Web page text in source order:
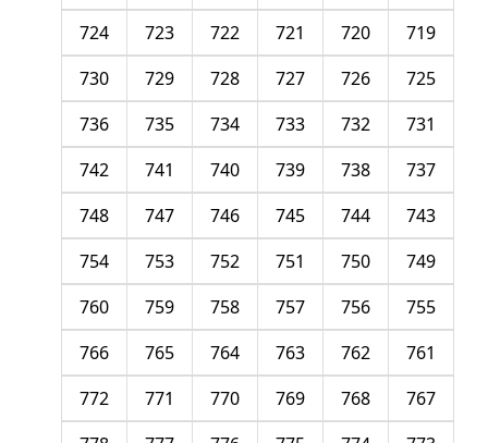
719
720
721
722
723
724
725
726
727
728
729
730
731
732
733
734
735
736
737
738
739
740
741
742
743
744
745
746
747
748
749
750
751
752
753
754
755
756
757
758
759
760
761
762
763
764
765
766
767
768
769
770
771
772